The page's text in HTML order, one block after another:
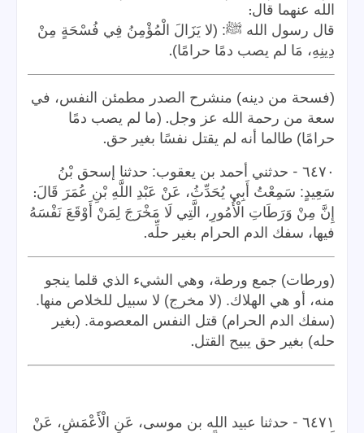
الله عنهما قال:
قال رسول الله ﷺ: (لا يَزَالَ الْمُؤْمِنُ فِي فُسْحَةٍ مِنْ
دِينِهِ، مَا لم يصب دمًا حرامًا).
(فسحة من دينه) منشرح الصدر مطمئن النفس، في
سعة من رحمة الله عز وجل. (ما لم يصب دمًا
حرامًا) طالما أنه لم يقتل نفسًا بغير حق.
٦٤٧٠ - حدثني أحمد بن يعقوب: حدثنا إسحق بْنُ
سَعِيدٍ: سَمِعْتُ أَبِي يُحَدِّثُ، عَنْ عَبْدِ اللَّهِ بْنِ عُمَرَ قَالَ:
إِنَّ مِنْ وَرَطَاتِ الْأُمُورِ، الَّتِي لَا مَخْرَجَ لِمَنْ أَوْقَعَ نَفْسَهُ
فيها، سفك الدم الحرام بغير حلِّه.
(ورطات) جمع ورطة، وهي الشيء الذي قلما ينجو
منه، أو هي الهلاك. (لا مخرج) لا سبيل للخلاص منها.
(سفك الدم الحرام) قتل النفس المعصومة. (بغير
حله) بغير حق يبيح القتل.
٦٤٧١ - حدثنا عبيد الله بن موسى، عَنِ الْأَعْمَشِ، عَنْ